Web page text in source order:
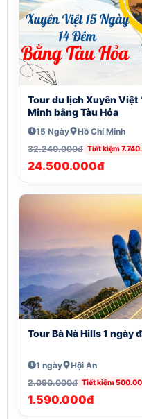
Tour du lịch Xuyên Việt
Minh bằng Tàu Hỏa
15 Ngày
Hồ Chí Minh
32.240.000đ Tiết kiệm
24.500.000đ
Tour Bà Nà Hills 1 ngày
1 ngày
Hội An
2.090.000đ Tiết kiệm
1.590.000đ